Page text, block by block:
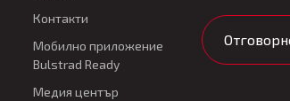
Контакти
Мобилно приложение
Bulstrad Ready
Медия център